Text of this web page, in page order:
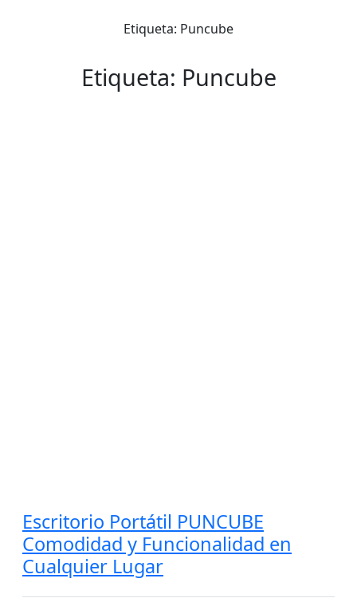
Etiqueta: Puncube
Etiqueta: Puncube
Escritorio Portátil PUNCUBE
Comodidad y Funcionalidad en
Cualquier Lugar